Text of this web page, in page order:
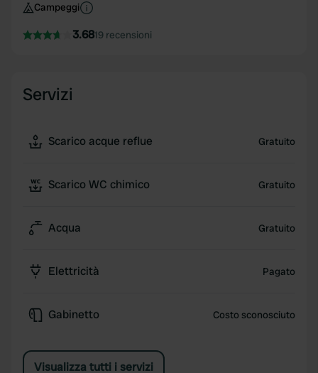
Campeggi
3.6819 recensioni
Servizi
Scarico acque reflue Gratuito
Scarico WC chimico Gratuito
Acqua Gratuito
Elettricità Pagato
Gabinetto Costo sconosciuto
Visualizza tutti i servizi